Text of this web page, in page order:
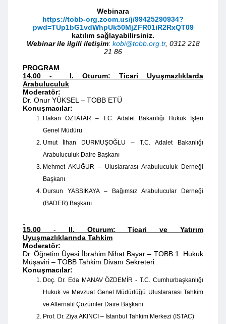
Webinara
https://tobb-org.zoom.us/j/99425290934?
pwd=TUp1bG1vdWhpUk50MjZFR01iR2RxQT09
katılım sağlayabilirsiniz.
Webinar ile ilgili iletişim: kobi@tobb.org.tr, 0312 218
21 86
PROGRAM
14.00 -
I. Oturum: Ticari Uyuşmazlıklarda
Arabuluculuk
Moderatör:
Dr. Onur YÜKSEL – TOBB ETÜ
Konuşmacılar:
Hakan ÖZTATAR – T.C. Adalet Bakanlığı Hukuk İşleri
Genel Müdürü
Umut İlhan DURMUŞOĞLU – T.C. Adalet Bakanlığı
Arabuluculuk Daire Başkanı
Mehmet AKUĞUR – Uluslararası Arabuluculuk Derneği
Başkanı
Dursun YASSIKAYA – Bağımsız Arabulucular Derneği
(BADER) Başkanı
15.00 - II. Oturum: Ticari ve Yatırım
Uyuşmazlıklarında Tahkim
Moderatör:
Dr. Öğretim Üyesi İbrahim Nihat Bayar – TOBB 1. Hukuk
Müşaviri – TOBB Tahkim Divanı Sekreteri
Konuşmacılar:
Doç. Dr. Eda MANAV ÖZDEMİR - T.C. Cumhurbaşkanlığı
Hukuk ve Mevzuat Genel Müdürlüğü Uluslararası Tahkim
ve Alternatif Çözümler Daire Başkanı
Prof. Dr. Ziya AKINCI – İstanbul Tahkim Merkezi (ISTAC)